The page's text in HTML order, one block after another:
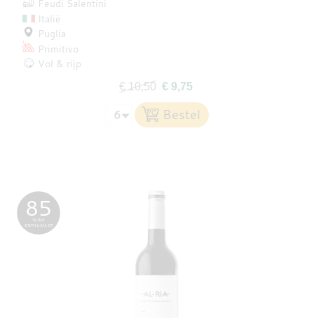
Feudi Salentini
Italië
Puglia
Primitivo
Vol & rijp
€ 10,50 € 9,75
85
WINE
ENTHUSIAST